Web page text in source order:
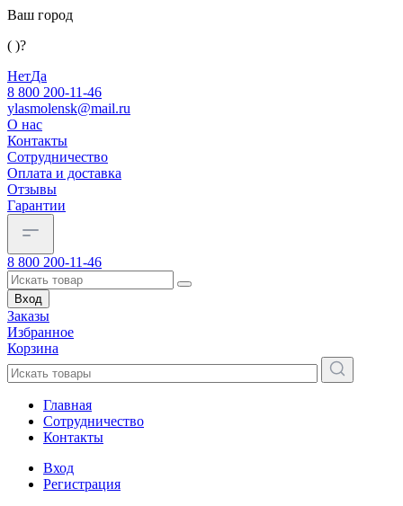
Ваш город
( )?
НетДа
8 800 200-11-46
ylasmolensk@mail.ru
О нас
Контакты
Сотрудничество
Оплата и доставка
Отзывы
Гарантии
8 800 200-11-46
Вход
Заказы
Избранное
Корзина
Главная
Сотрудничество
Контакты
Вход
Регистрация